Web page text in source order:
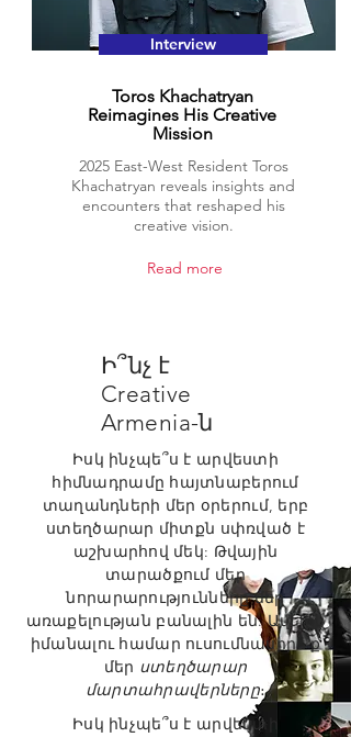
Interview
Toros Khachatryan
Reimagines His Creative
Mission
2025 East-West Resident Toros
Khachatryan reveals insights and
encounters that reshaped his
creative vision.
Read more
Ի՞նչ է
Creative
Armenia-ն
Իսկ ինչպե՞ս է արվեստի
հիմնադրամը հայտնաբերում
տաղանդների մեր օրերում, երբ
ստեղծարար միտքն սփռված է
աշխարհով մեկ: Թվային
տարածքում մեր
նորարարությունները մեր
առաքելության բանալին են: Ավելին
իմանալու համար ուսումնասիրե՛ք
մեր ստեղծարար
մարտահրավերները։
Իսկ ինչպե՞ս է արվեստի